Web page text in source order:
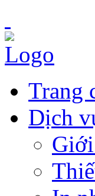
Trang
Dịch